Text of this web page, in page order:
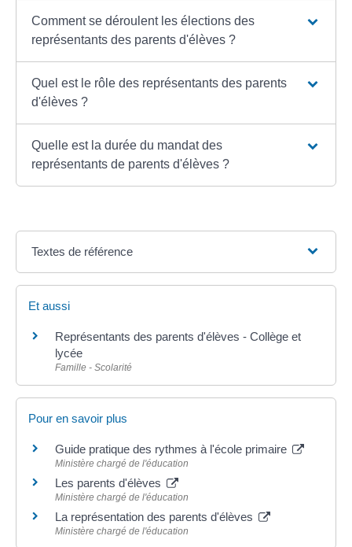
Comment se déroulent les élections des
représentants des parents d'élèves ?
Quel est le rôle des représentants des parents
d'élèves ?
Quelle est la durée du mandat des
représentants de parents d'élèves ?
Textes de référence
Et aussi
Représentants des parents d'élèves - Collège et
lycée
Famille - Scolarité
Pour en savoir plus
Guide pratique des rythmes à l'école primaire
Ministère chargé de l'éducation
Les parents d'élèves
Ministère chargé de l'éducation
La représentation des parents d'élèves
Ministère chargé de l'éducation